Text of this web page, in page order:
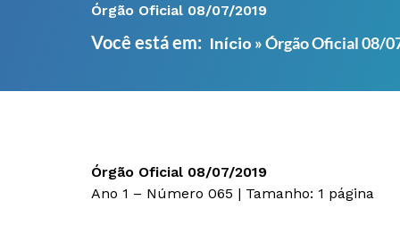
Órgão Oficial 08/07/2019
Você está em: Início »Órgão Oficial 08/
Órgão Oficial 08/07/2019
Ano 1 – Número 065 | Tamanho: 1 página